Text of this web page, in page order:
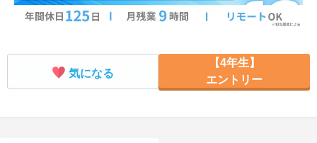
気になる
【4年生】
エントリー